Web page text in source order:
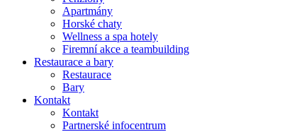
Apartmány
Horské chaty
Wellness a spa hotely
Firemní akce a teambuilding
Restaurace a bary
Restaurace
Bary
Kontakt
Kontakt
Partnerské infocentrum